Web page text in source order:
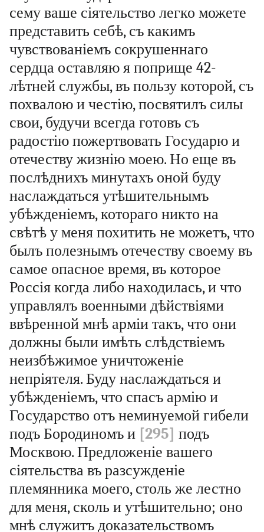
сему ваше сіятельство легко можете
представить себѣ, съ какимъ
чувствованіемъ сокрушеннаго
сердца оставляю я поприще 42-
лѣтней службы, въ пользу которой, съ
похвалою и честію, посвятилъ силы
свои, будучи всегда готовъ съ
радостію пожертвовать Государю и
отечеству жизнію моею. Но еще въ
послѣднихъ минутахъ оной буду
наслаждаться утѣшительнымъ
убѣжденіемъ, котораго никто на
свѣтѣ у меня похитить не можетъ, что
былъ полезнымъ отечеству своему въ
самое опасное время, въ которое
Россія когда либо находилась, и что
управлялъ военными дѣйствіями
ввѣренной мнѣ арміи такъ, что они
должны были имѣть слѣдствіемъ
неизбѣжимое уничтоженіе
непріятеля. Буду наслаждаться и
убѣжденіемъ, что спасъ армію и
Государство отъ неминуемой гибели
подъ Бородиномъ и [295] подъ
Москвою. Предложеніе вашего
сіятельства въ разсужденіе
племянника моего, столь же лестно
для меня, сколь и утѣшительно; оно
мнѣ служитъ доказательствомъ